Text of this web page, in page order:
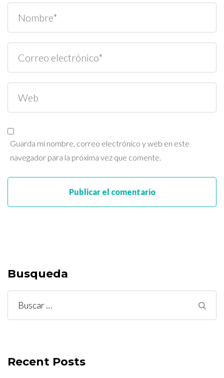
Guarda mi nombre, correo electrónico y web en este
navegador para la próxima vez que comente.
Busqueda
Buscar:
Recent Posts